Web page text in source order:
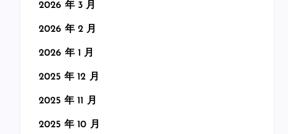
2026 年 3 月
2026 年 2 月
2026 年 1 月
2025 年 12 月
2025 年 11 月
2025 年 10 月